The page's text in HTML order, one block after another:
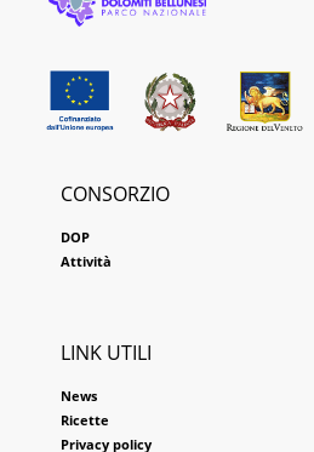
CONSORZIO
DOP
Attività
LINK UTILI
News
Ricette
Privacy policy